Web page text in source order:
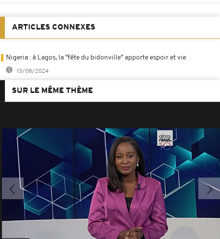
ARTICLES CONNEXES
Nigeria : à Lagos, la "fête du bidonville" apporte espoir et vie
13/08/2024
SUR LE MÊME THÈME